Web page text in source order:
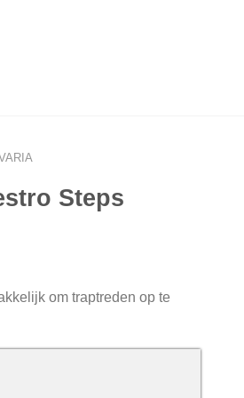
Steps
om traptreden op te
aantal